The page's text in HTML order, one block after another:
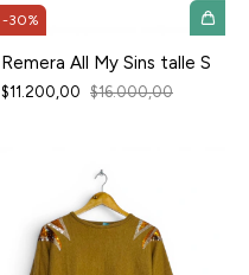
-30%
Remera All My Sins talle S
$11.200,00 $16.000,00